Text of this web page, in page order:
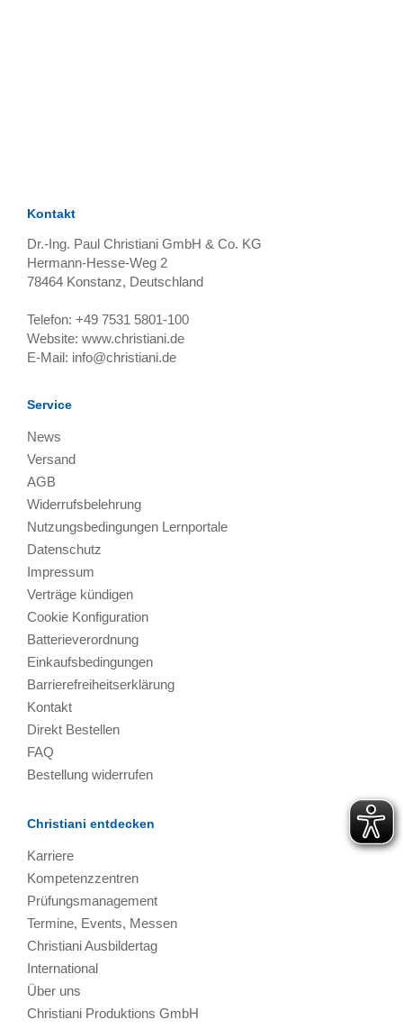
Kontakt
Dr.-Ing. Paul Christiani GmbH & Co. KG
Hermann-Hesse-Weg 2
78464 Konstanz, Deutschland
Telefon: +49 7531 5801-100
Website: www.christiani.de
E-Mail: info@christiani.de
Service
News
Versand
AGB
Widerrufsbelehrung
Nutzungsbedingungen Lernportale
Datenschutz
Impressum
Verträge kündigen
Cookie Konfiguration
Batterieverordnung
Einkaufsbedingungen
Barrierefreiheitserklärung
Kontakt
Direkt Bestellen
FAQ
Bestellung widerrufen
Christiani entdecken
Karriere
Kompetenzzentren
Prüfungsmanagement
Termine, Events, Messen
Christiani Ausbildertag
International
Über uns
Christiani Produktions GmbH